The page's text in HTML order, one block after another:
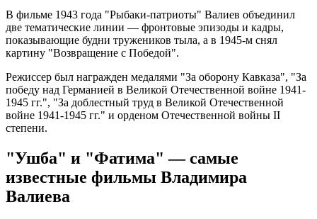
В фильме 1943 года "Рыбаки-патриоты" Валиев объединил
две тематические линии — фронтовые эпизоды и кадры,
показывающие будни тружеников тыла, а в 1945-м снял
картину "Возвращение с Победой".
Режиссер был награжден медалями "За оборону Кавказа", "За
победу над Германией в Великой Отечественной войне 1941-
1945 гг.", "За доблестный труд в Великой Отечественной
войне 1941-1945 гг." и орденом Отечественной войны II
степени.
"Ушба" и "Фатима" — самые
известные фильмы Владимира
Валиева